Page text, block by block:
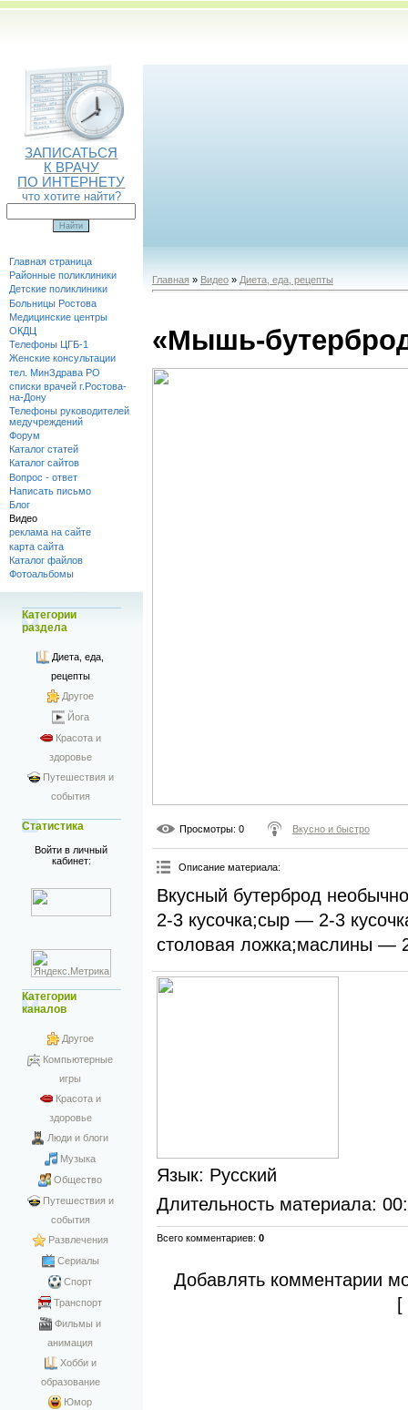
ЗАПИСАТЬСЯ
К ВРАЧУ
ПО ИНТЕРНЕТУ
что хотите найти?
Главная страница
Районные поликлиники
Детские поликлиники
Больницы Ростова
Медицинские центры
ОКДЦ
Телефоны ЦГБ-1
Женские консультации
тел. МинЗдрава РО
списки врачей г.Ростова-
на-Дону
Телефоны руководителей
медучреждений
Форум
Каталог статей
Каталог сайтов
Вопрос - ответ
Написать письмо
Блог
Видео
реклама на сайте
карта сайта
Каталог файлов
Фотоальбомы
Категории
раздела
Диета, еда,
рецепты
Другое
Йога
Красота и
здоровье
Путешествия и
события
Статистика
Войти в личный
кабинет:
Категории
каналов
Другое
Компьютерные
игры
Красота и
здоровье
Люди и блоги
Музыка
Общество
Путешествия и
события
Развлечения
Сериалы
Спорт
Транспорт
Фильмы и
анимация
Хобби и
образование
Юмор
Главная » Видео» Диета, еда, рецепты
«Мышь-
Просмотры: 0 Вкусно и быстро
Описание материала:
Вкусный бутерброд
2-3 кусочка;сыр — 2-3
столовая ложка;маслины —
Язык: Русский
Длительность материала:
Всего комментариев: 0
Добавлять комментарии
[